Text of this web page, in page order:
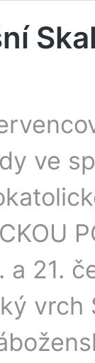
ve
a 21.
vrch